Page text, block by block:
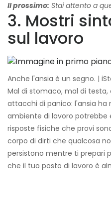
Il prossimo: Stai attento a
3. Mostri
sul lavoro
Anche l'ansia è un segno. |
Mal di stomaco, mal di
attacchi di panico: l'ansia ha
ambiente di lavoro potrebbe
risposte fisiche che provi
corpo di dirti che qualcosa
persistono mentre ti prepari
che il tuo posto di lavoro è